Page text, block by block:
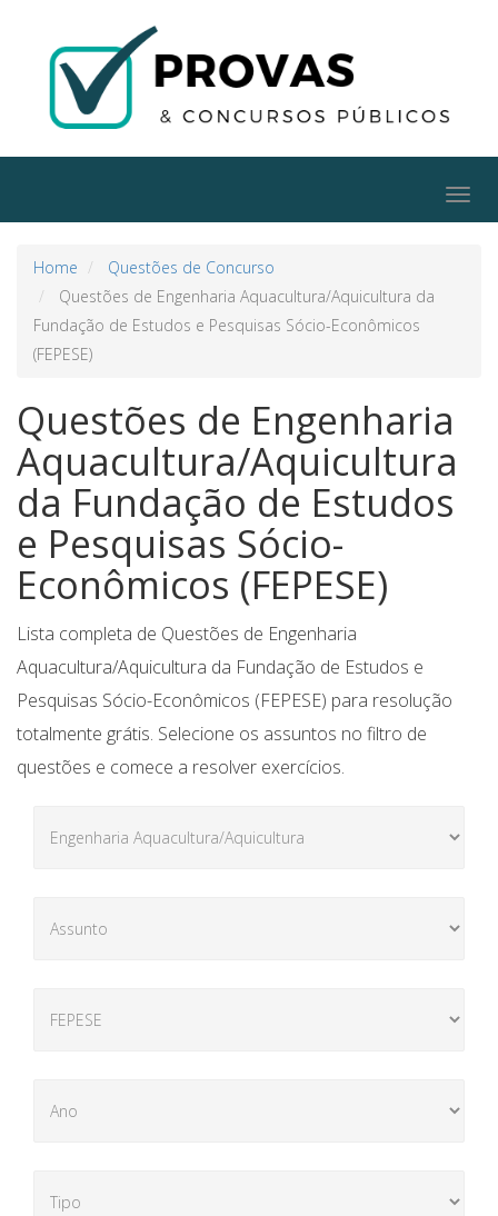
Home
Questões de Concurso
Questões de Engenharia Aquacultura/Aquicultura da
Fundação de Estudos e Pesquisas Sócio-Econômicos
(FEPESE)
Questões de Engenharia
Aquacultura/Aquicultura
da Fundação de Estudos
e Pesquisas Sócio-
Econômicos (FEPESE)
Lista completa de Questões de Engenharia
Aquacultura/Aquicultura da Fundação de Estudos e
Pesquisas Sócio-Econômicos (FEPESE) para resolução
totalmente grátis. Selecione os assuntos no filtro de
questões e comece a resolver exercícios.